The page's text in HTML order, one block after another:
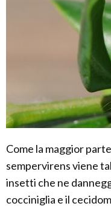
Come la maggior
sempervirens viene
insetti che ne
cocciniglia e il